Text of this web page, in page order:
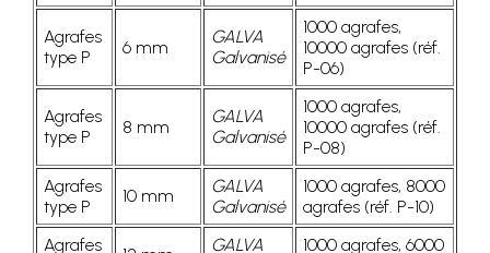
Agrafes
type P
6 mm
GALVA
Galvanisé
1000 agrafes,
10000 agrafes (réf.
P-06)
Agrafes
type P
8 mm
GALVA
Galvanisé
1000 agrafes,
10000 agrafes (réf.
P-08)
Agrafes
type P
10 mm
GALVA
Galvanisé
1000 agrafes, 8000
agrafes (réf. P-10)
Agrafes
GALVA
1000 agrafes, 6000